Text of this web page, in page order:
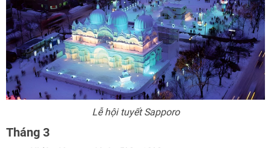
Lễ hội tuyết Sapporo
Tháng 3